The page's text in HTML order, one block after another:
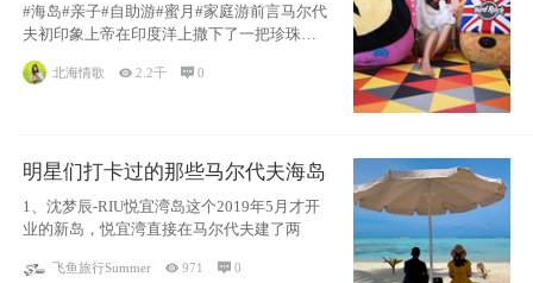
#海岛#亲子#自助游#蜜月#家庭游前言马尔代
夫初印象上帝在印度洋上撒下了一把珍珠，
北海情歌 2.2千 0
明星们打卡过的那些马尔代夫海岛
1、沈梦辰-RIU悦宜湾岛这个2019年5月才开
业的新岛，悦宜湾直接在马尔代夫建了两
飞鱼旅行Summer 971 0